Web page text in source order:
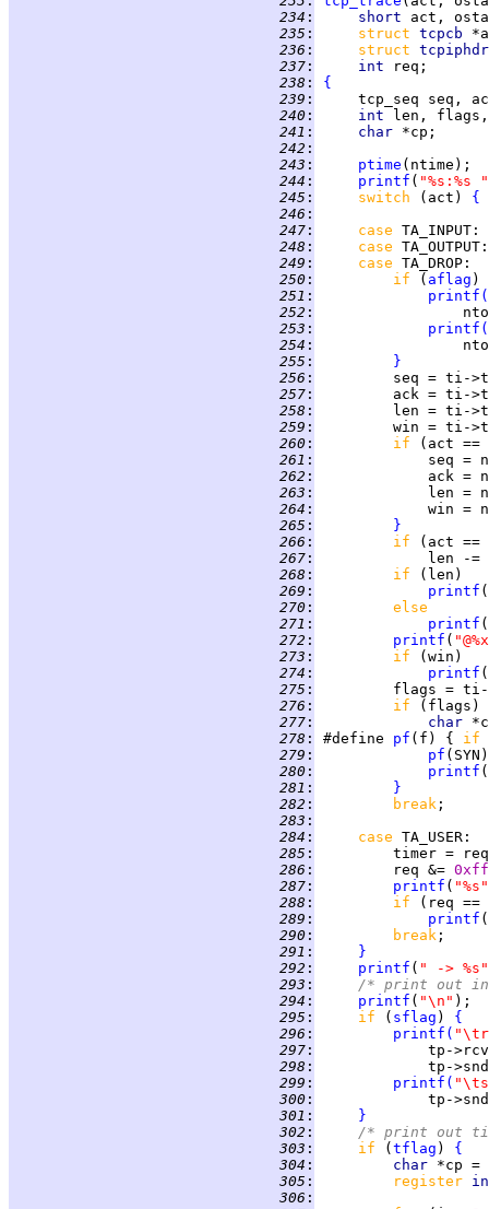
234 :
short
235 : struct tcpcb
236 : struct
237 : int
238 :
{
239 :
240 :
int
241 : char
242 :
243 : ptime
244 : printf ( "%s:%s "
245 : switch (act) {
246 :
247 : case TA_INPUT
248 : case TA_OUTPUT
249 : case TA_DROP
250 : if ( aflag )
251 : printf (
252 :
253 : printf (
254 :
255 :
}
256 :
257 :
258 :
259 :
260 : if
(act ==
261 :
262 :
263 :
264 :
265 :
}
266 :
if
267 :
             len -=
268 : if
269 : printf (
270 :
else
271 : printf (
272 : printf (
273 : if
274 : printf (
275 :
276 : if
(flags)
277 : char
278 : #define pf (f) { if
279 : pf
280 : printf (
281 :
}
282 : break
283 :
284 : case TA_USER
285 :
timer =
286 :
         req &=
0xff
287 : printf ( "%s"
288 :
if
289 : printf (
290 : break
291 :
}
292 : printf ( " -> %s"
293 :
/* print out
294 : printf ( "\n"
295 : if ( sflag ) {
296 : printf (
297 :
298 :
tp-
299 : printf (
300 :
tp-
301 :
}
302 :
/* print out
303 : if ( tflag ) {
304 : char *cp =
305 : register
306 :